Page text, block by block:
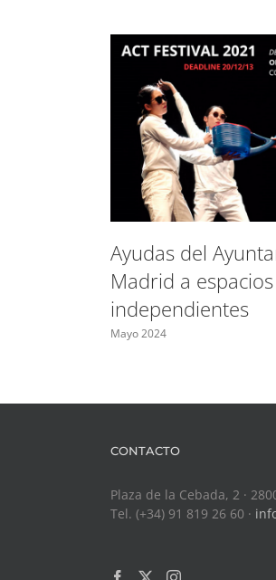
Ayudas del
Madrid a espacios
independientes
Mayo 2024
CONTACTO
Plaza de la Cebada, 2 ·
Tel. (+34) 91 819 26 60 ·